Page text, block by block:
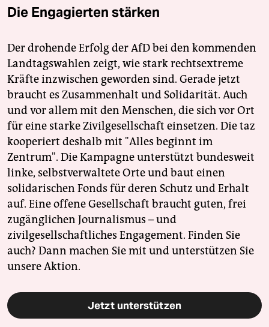
Die Engagierten stärken
Der drohende Erfolg der AfD bei den kommenden
Landtagswahlen zeigt, wie stark rechtsextreme
Kräfte inzwischen geworden sind. Gerade jetzt
braucht es Zusammenhalt und Solidarität. Auch
und vor allem mit den Menschen, die sich vor Ort
für eine starke Zivilgesellschaft einsetzen. Die taz
kooperiert deshalb mit "Alles beginnt im
Zentrum". Die Kampagne unterstützt bundesweit
linke, selbstverwaltete Orte und baut einen
solidarischen Fonds für deren Schutz und Erhalt
auf. Eine offene Gesellschaft braucht guten, frei
zugänglichen Journalismus – und
zivilgesellschaftliches Engagement. Finden Sie
auch? Dann machen Sie mit und unterstützen Sie
unsere Aktion.
Jetzt unterstützen